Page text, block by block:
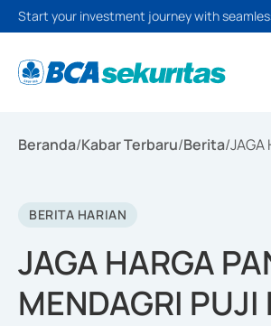
Start your investment journey with
Beranda/Kabar Terbaru/Berita/JAGA
BERITA HARIAN
JAGA HARGA
MENDAGRI